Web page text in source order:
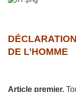
DÉ
DE L’HOMME
Article premier.